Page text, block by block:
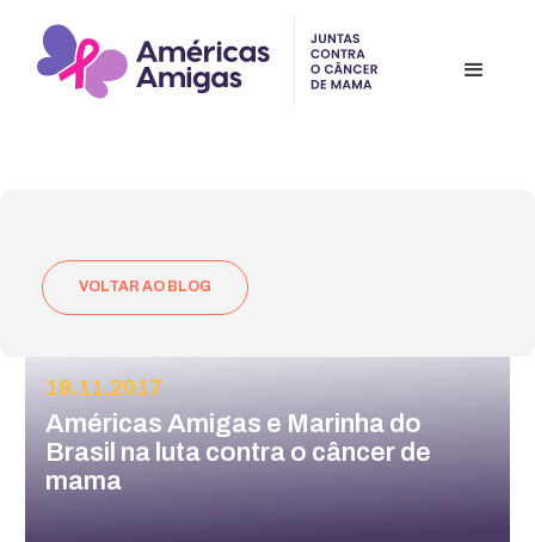
VOLTAR AO BLOG
19.11.2017
Américas Amigas e Marinha do
Brasil na luta contra o câncer de
mama